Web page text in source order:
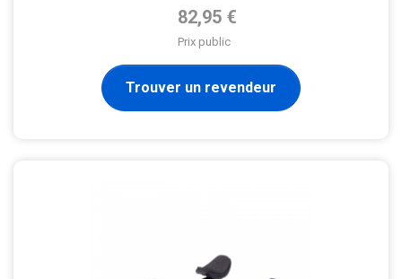
Prix de base
82,95 €
Prix public
Trouver un revendeur